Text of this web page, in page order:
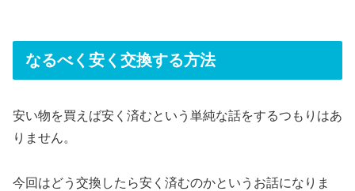
なるべく安く交換する方法
安い物を買えば安く済むという単純な話をするつもりはあ
りません。
今回はどう交換したら安く済むのかというお話になりま